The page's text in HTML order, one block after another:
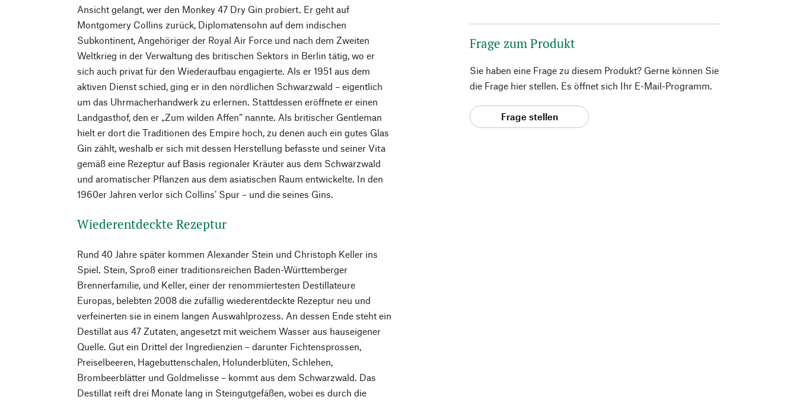
Ansicht gelangt, wer den Monkey 47 Dry Gin probiert. Er geht auf
Montgomery Collins zurück, Diplomatensohn auf dem indischen
Subkontinent, Angehöriger der Royal Air Force und nach dem Zweiten
Weltkrieg in der Verwaltung des britischen Sektors in Berlin tätig, wo er
sich auch privat für den Wiederaufbau engagierte. Als er 1951 aus dem
aktiven Dienst schied, ging er in den nördlichen Schwarzwald – eigentlich
um das Uhrmacherhandwerk zu erlernen. Stattdessen eröffnete er einen
Landgasthof, den er „Zum wilden Affen“ nannte. Als britischer Gentleman
hielt er dort die Traditionen des Empire hoch, zu denen auch ein gutes Glas
Gin zählt, weshalb er sich mit dessen Herstellung befasste und seiner Vita
gemäß eine Rezeptur auf Basis regionaler Kräuter aus dem Schwarzwald
und aromatischer Pflanzen aus dem asiatischen Raum entwickelte. In den
1960er Jahren verlor sich Collins’ Spur – und die seines Gins.
Wiederentdeckte Rezeptur
Rund 40 Jahre später kommen Alexander Stein und Christoph Keller ins
Spiel. Stein, Sproß einer traditionsreichen Baden-Württemberger
Brennerfamilie, und Keller, einer der renommiertesten Destillateure
Europas, belebten 2008 die zufällig wiederentdeckte Rezeptur neu und
verfeinerten sie in einem langen Auswahlprozess. An dessen Ende steht ein
Destillat aus 47 Zutaten, angesetzt mit weichem Wasser aus hauseigener
Quelle. Gut ein Drittel der Ingredienzien – darunter Fichtensprossen,
Preiselbeeren, Hagebuttenschalen, Holunderblüten, Schlehen,
Brombeerblätter und Goldmelisse – kommt aus dem Schwarzwald. Das
Destillat reift drei Monate lang in Steingutgefäßen, wobei es durch die
Frage zum Produkt
Sie haben eine Frage zu diesem Produkt? Gerne können Sie
die Frage hier stellen. Es öffnet sich Ihr E-Mail-Programm.
Frage stellen